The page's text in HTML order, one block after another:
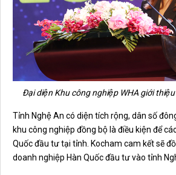
Đại diện Khu công nghiệp WHA giới
Tỉnh Nghệ An có diện tích rộng, dân số
khu công nghiệp đồng bộ là điều kiện để
Quốc đầu tư tại tỉnh. Kocham cam kết sẽ
doanh nghiệp Hàn Quốc đầu tư vào tỉnh